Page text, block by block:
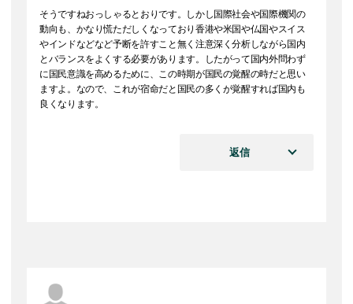
そうですねおっしゃるとおりです。しかし国際社会や国際機関の
動向も、かなり慌ただしくなっており香港や米国や仏国やスイス
やインドなどなど予断を許すこと無く注意深く分析しながら国内
とバランスをよくする必要があります。したがって国内外問わず
に国民意識を高めるために、この時期が国民の覚醒の時だと思い
ますよ。なので、これが宿命だと国民の多くが覚醒すれば国内も
良くなります。
返信